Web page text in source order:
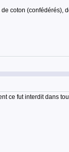
coton
ce fut interdit dans